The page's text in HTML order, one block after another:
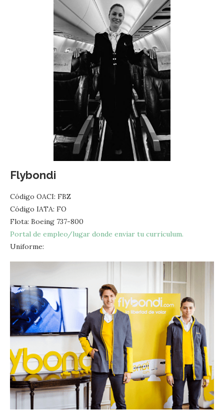
Flybondi
Código OACI: FBZ
Código IATA: FO
Flota: Boeing 737-800
Portal de empleo/lugar donde enviar tu currículum.
Uniforme: